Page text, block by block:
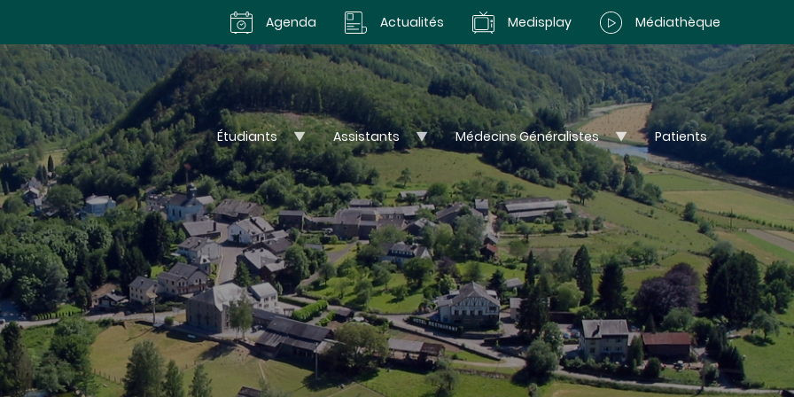
Agenda Actualités Medisplay Médiathèque
Étudiants Assistants Médecins Généralistes Patients